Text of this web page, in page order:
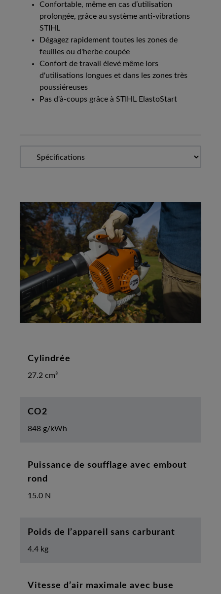
Confortable, même en cas d’utilisation
prolongée, grâce au système anti-vibrations
STIHL
Dégagez rapidement toutes les zones de
feuilles ou d'herbe coupée
Confort de travail élevé même lors
d'utilisations longues et dans les zones très
poussiéreuses
Pas d'à-coups grâce à STIHL ElastoStart
Cylindrée
27.2 cm³
CO2
848 g/kWh
Puissance de soufflage avec embout
rond
15.0 N
Poids de l’appareil sans carburant
4.4 kg
Vitesse d’air maximale avec buse